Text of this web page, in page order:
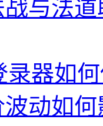
与法
录器如
动如